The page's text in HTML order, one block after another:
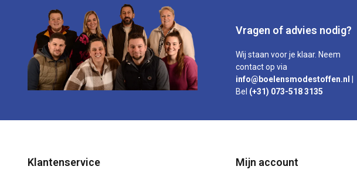
Vragen of advies nodig?
Wij staan voor je klaar. Neem
contact op via
info@boelensmodestoffen.nl
Bel (+31) 073-518 3135
Klantenservice Mijn account